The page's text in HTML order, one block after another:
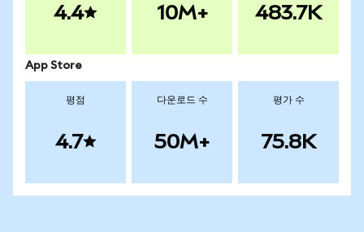
4.4 10M+ 483.7K
App Store
평점
4.7
다운로드 수
50M+
평가 수
75.8K